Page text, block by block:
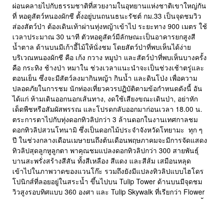
ผ่อนคลายไปกับธรรมชาติที่สวยงามในอุทยานแห่งชาติเขาใหญ่กัน
ที่ หอดูสัตว์หนองผักชี ตั้งอยู่บนถนนธนะรัชต์ กม.33 เป็นจุดชมวิว
ส่องสัตว์ป่า ต้องเดินเท้าผ่านทุ่งหญ้าเข้าไป ระยะทาง 900 เมตร ใช้
เวลาประมาณ 30 นาที ตัวหอดูสัตว์มีลักษณะเป็นอาคารยกสูงสี
น้ำตาล ด้านบนมีเก้าอี้ไม้ให้นั่งชม โดยสัตว์ป่าที่พบเห็นได้ง่าย
บริเวณหนองผักชี คือ เก้ง กวาง หมูป่า และสัตว์ป่าที่พบเห็นบางครั้ง
คือ กระทิง ช้างป่า หมาใน ช่วงเวลาแนะนำจะเป็นช่วงเช้าตรู่และ
ตอนเย็น ซึ่งจะมีสัตว์ลงมากินหญ้า กินน้ำ และดินโป่ง เพื่อความ
ปลอดภัยในการชม นักท่องเที่ยวควรปฏิบัติตามข้อกำหนดดังนี้ อัน
ได้แก่ ห้ามเดินออกนอกเส้นทาง, งดใช้เสียงขณะเดินป่า, อย่าหัก
เด็ดพืชหรือสัมผัสพรรณ และโปรดกลับออกมาก่อนเวลา 18.00 น.
ตระการตาไปกับทุ่งดอกทิวลิปกว่า 3 ล้านดอกในงานเทศกาลชม
ดอกทิวลิปสวนโทนามิ ซึ่งเป็นดอกไม้ประจำจังหวัดโทยามะ ทุก ๆ
ปี ในช่วงกลางเดือนเมษายนถึงต้นเดือนพฤษภาคมจะมีการจัดแสดง
ทิวลิปสุดลูกหูลูกตา พาคุณชมแปลงดอกทิวลิปกว่า 300 สายพันธุ์
บานสะพรั่งสร้างสีสัน ทั้งสีเหลือง สีแดง และสีส้ม เสมือนหลุด
เข้าไปในภาพวาดของแวนโก๊ะ รวมถึงยังมีแปลงทิวลิปแบบไฮโดร
โปนิกส์ที่ลอยอยู่ในสระน้ำ ขึ้นไปบน Tulip Tower ด้านบนมีจุดชม
วิวสูงรอบทิศแบบ 360 องศา และ Tulip Skywalk ที่เรียกว่า Flower